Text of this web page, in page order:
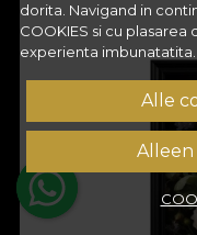
dorita. Navigand in
COOKIES si cu plasarea
experienta imbunatatita.
Alle
Alleen